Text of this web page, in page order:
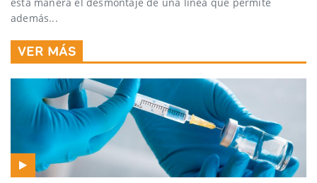
esta manera el desmontaje de una línea que permite
además...
VER MÁS